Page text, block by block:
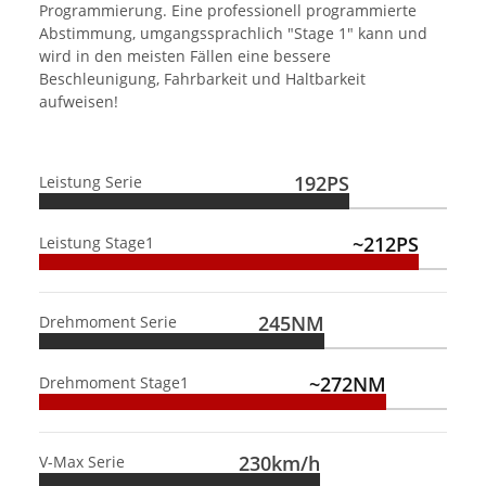
Programmierung. Eine professionell programmierte
Abstimmung, umgangssprachlich "Stage 1" kann und
wird in den meisten Fällen eine bessere
Beschleunigung, Fahrbarkeit und Haltbarkeit
aufweisen!
Leistung Serie 192PS
Leistung Stage1 ~212PS
Drehmoment Serie 245NM
Drehmoment Stage1 ~272NM
V-Max Serie 230km/h